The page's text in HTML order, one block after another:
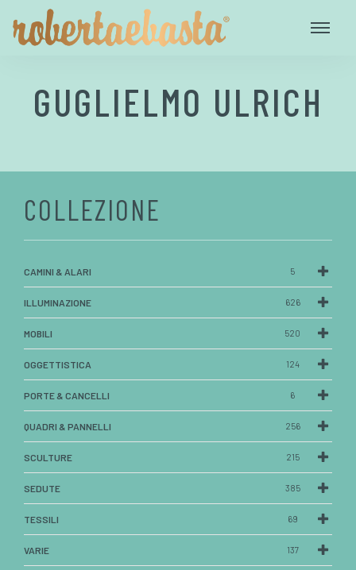
GUGLIELMO ULRICH
COLLEZIONE
CAMINI & ALARI 5
ILLUMINAZIONE 626
MOBILI 520
OGGETTISTICA 124
PORTE & CANCELLI 6
QUADRI & PANNELLI 256
SCULTURE 215
SEDUTE 385
TESSILI 69
VARIE 137